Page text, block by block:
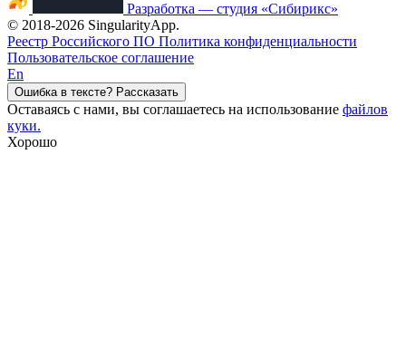
Разработка — студия «Сибирикс»
© 2018-2026 SingularityApp.
Реестр Российского ПО Политика конфиденциальности
Пользовательское соглашение
En
Ошибка в тексте? Рассказать
Оставаясь с нами, вы соглашаетесь на использование файлов
куки.
Хорошо